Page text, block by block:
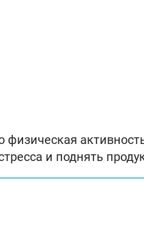
физическая
и поднять